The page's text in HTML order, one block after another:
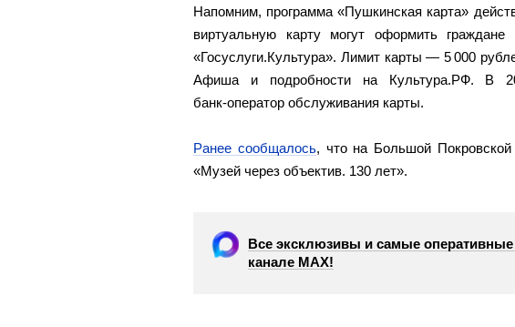
Напомним, программа «Пушкинская карта»
виртуальную карту могут оформить
«Госуслуги.Культура». Лимит карты — 5 000
Афиша и подробности на Культура.РФ. В
банк‑оператор обслуживания карты.
Ранее сообщалось, что на Большой
«Музей через объектив. 130 лет».
Все эксклюзивы и самые оперативные
канале МАХ!